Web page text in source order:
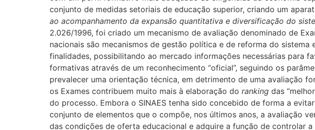
conjunto de medidas setoriais de educação superior, criando um
ao acompanhamento da expansão quantitativa e diversificação do
2.026/1996, foi criado um mecanismo de avaliação denominado de
nacionais são mecanismos de gestão política e de reforma do
finalidades, possibilitando ao mercado informações necessárias para
formativas através de um reconhecimento “oficial”, seguindo os
prevalecer uma orientação técnica, em detrimento de uma avaliação
os Exames contribuem muito mais à elaboração do ranking das
do processo. Embora o SINAES tenha sido concebido de forma a
conjunto de elementos que o compõe, nos últimos anos, a avaliação
das condições de oferta educacional e adquire a função de controlar